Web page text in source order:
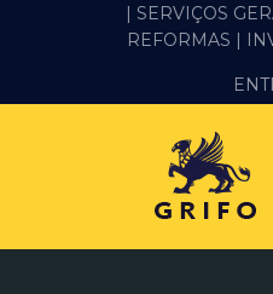
ALVENARIA E PEDREIRO
| SERVIÇOS
REFORMAS |